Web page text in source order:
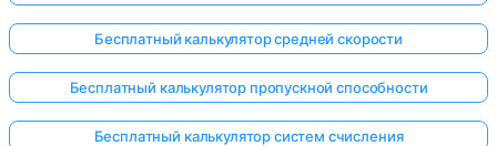
Бесплатный калькулятор средней скорости
Бесплатный калькулятор пропускной способности
Бесплатный калькулятор систем счисления